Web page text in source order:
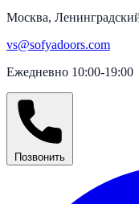
Москва,
vs@sofyadoors.com
Ежедневно 10:00-19:00
Позвонить